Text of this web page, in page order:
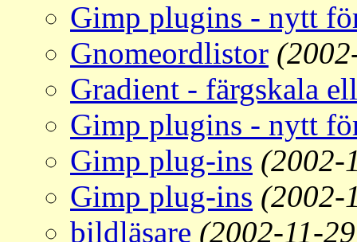
Gimp plugins - nytt
Gnomeordlistor
Gradient - färgskala
Gimp plugins - nytt
Gimp plug-ins (2002-
Gimp plug-ins (2002-
bildläsare (2002-11-